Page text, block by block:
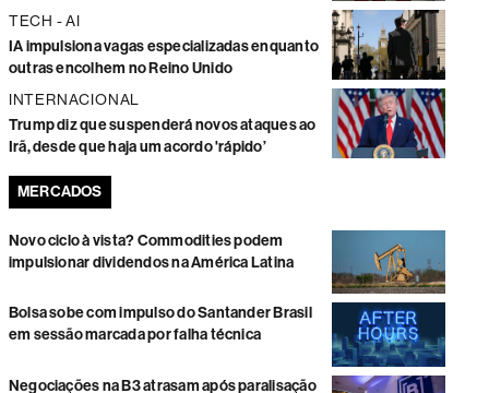
TECH - AI
IA impulsiona vagas especializadas enquanto
outras encolhem no Reino Unido
INTERNACIONAL
Trump diz que suspenderá novos ataques ao
Irã, desde que haja um acordo 'rápido’
MERCADOS
Novo ciclo à vista? Commodities podem
impulsionar dividendos na América Latina
Bolsa sobe com impulso do Santander Brasil
em sessão marcada por falha técnica
Negociações na B3 atrasam após paralisação